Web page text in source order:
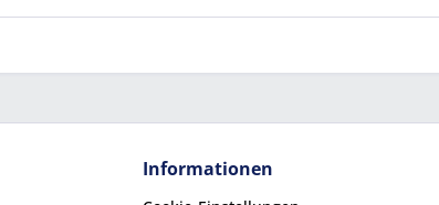
Informationen